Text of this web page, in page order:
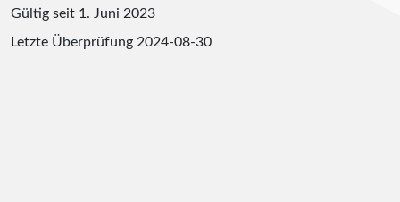
Gültig seit 1. Juni 2023
Letzte Überprüfung 2024-08-30